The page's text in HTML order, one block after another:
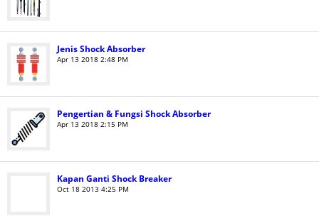
Jenis Shock Absorber
Apr 13 2018 2:48 PM
Pengertian & Fungsi Shock Absorber
Apr 13 2018 2:15 PM
Kapan Ganti Shock Breaker
Oct 18 2013 4:25 PM